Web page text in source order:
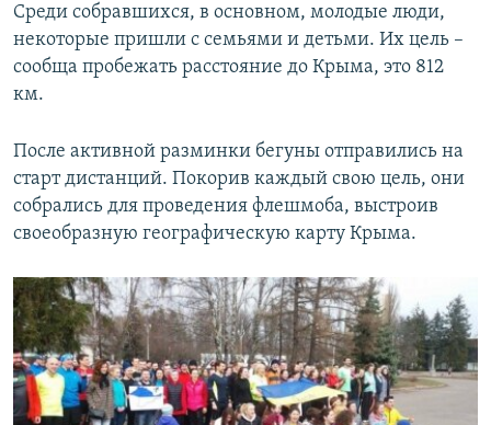
Среди собравшихся, в основном, молодые люди,
некоторые пришли с семьями и детьми. Их цель –
сообща пробежать расстояние до Крыма, это 812
км.
После активной разминки бегуны отправились на
старт дистанций. Покорив каждый свою цель, они
собрались для проведения флешмоба, выстроив
своеобразную географическую карту Крыма.